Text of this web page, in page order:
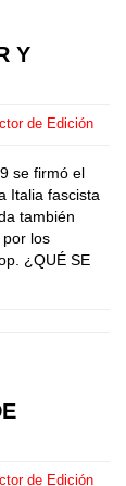
Y
de Edición
se firmó el
Italia fascista
también
por los
¿QUÉ SE
de Edición